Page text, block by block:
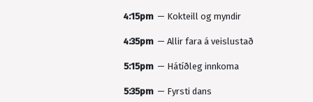
4:15pm — Kokteill og myndir
4:35pm —Allir fara á veislustað
5:15pm — Hátíðleg innkoma
5:35pm — Fyrsti dans